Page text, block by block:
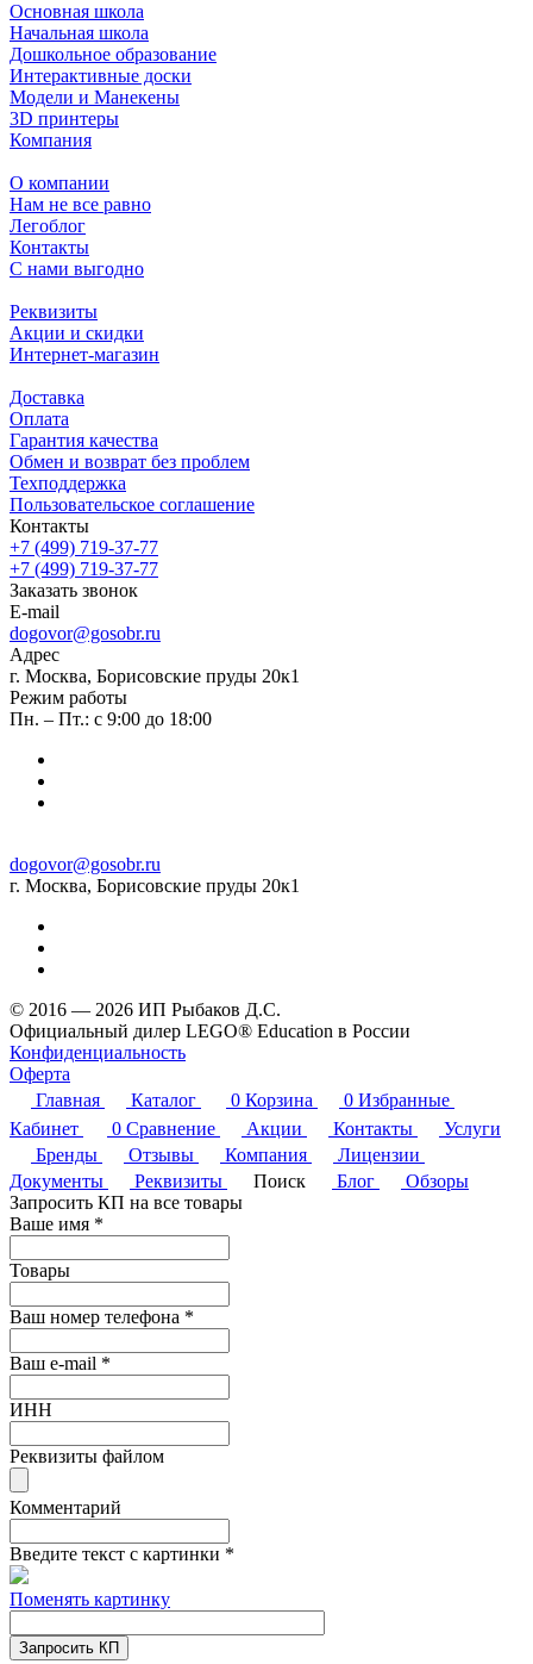
Основная школа
Начальная школа
Дошкольное образование
Интерактивные доски
Модели и Манекены
3D принтеры
Компания
О компании
Нам не все равно
Легоблог
Контакты
С нами выгодно
Реквизиты
Акции и скидки
Интернет-магазин
Доставка
Оплата
Гарантия качества
Обмен и возврат без проблем
Техподдержка
Пользовательское соглашение
Контакты
+7 (499) 719-37-77
+7 (499) 719-37-77
Заказать звонок
E-mail
dogovor@gosobr.ru
Адрес
г. Москва, Борисовские пруды 20к1
Режим работы
Пн. – Пт.: с 9:00 до 18:00
dogovor@gosobr.ru
г. Москва, Борисовские пруды 20к1
© 2016 — 2026 ИП Рыбаков Д.С.
Официальный дилер LEGO® Education в России
Конфиденциальность
Оферта
Главная
Каталог 0 Корзина 0 Избранные
Кабинет
0 Сравнение Акции Контакты
Услуги
Бренды
Отзывы Компания
Лицензии
Документы
Реквизиты Поиск Блог
Обзоры
Запросить КП на все товары
Ваше имя *
Товары
Ваш номер телефона *
Ваш e-mail *
ИНН
Реквизиты файлом
Комментарий
Введите текст с картинки *
Поменять картинку